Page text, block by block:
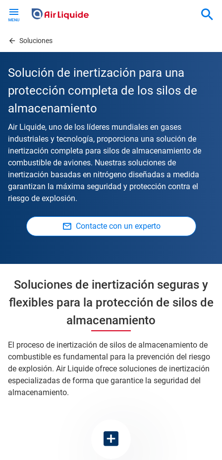
contentSoluciones
Solución de inertización para una
protección completa de los silos de
almacenamiento
Air Liquide, uno de los líderes mundiales en gases
industriales y tecnología, proporciona una solución de
inertización completa para silos de almacenamiento de
combustible de aviones. Nuestras soluciones de
inertización basadas en nitrógeno diseñadas a medida
garantizan la máxima seguridad y protección contra el
riesgo de explosión.
Contacte con un experto
Soluciones de inertización seguras y
flexibles para la protección de silos de
almacenamiento
El proceso de inertización de silos de almacenamiento de
combustible es fundamental para la prevención del riesgo
de explosión. Air Liquide ofrece soluciones de inertización
especializadas de forma que garantice la seguridad del
almacenamiento.